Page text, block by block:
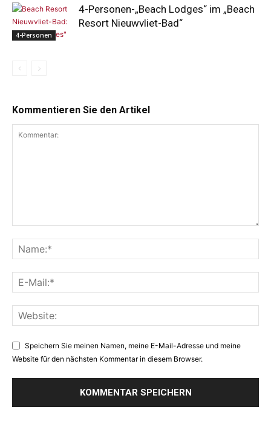
4-Personen
4-Personen-„Beach Lodges“ im „Beach
Resort Nieuwvliet-Bad“
Kommentieren Sie den Artikel
Speichern Sie meinen Namen, meine E-Mail-Adresse und meine
Website für den nächsten Kommentar in diesem Browser.